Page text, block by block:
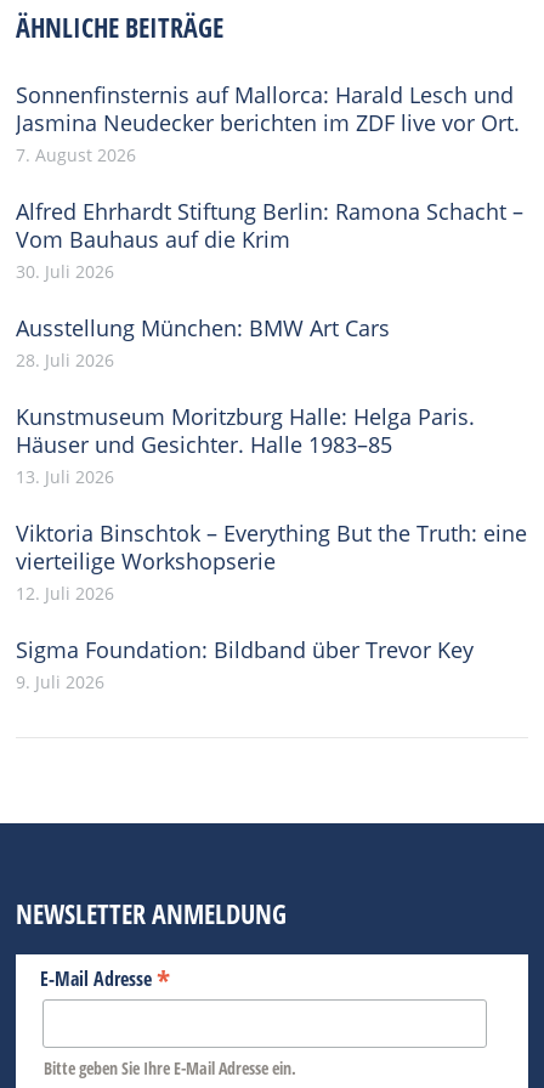
ÄHNLICHE BEITRÄGE
Sonnenfinsternis auf Mallorca: Harald Lesch und
Jasmina Neudecker berichten im ZDF live vor Ort.
7. August 2026
Alfred Ehrhardt Stiftung Berlin: Ramona Schacht –
Vom Bauhaus auf die Krim
30. Juli 2026
Ausstellung München: BMW Art Cars
28. Juli 2026
Kunstmuseum Moritzburg Halle: Helga Paris.
Häuser und Gesichter. Halle 1983–85
13. Juli 2026
Viktoria Binschtok – Everything But the Truth: eine
vierteilige Workshopserie
12. Juli 2026
Sigma Foundation: Bildband über Trevor Key
9. Juli 2026
NEWSLETTER ANMELDUNG
E-Mail Adresse*
Bitte geben Sie Ihre E-Mail Adresse ein.